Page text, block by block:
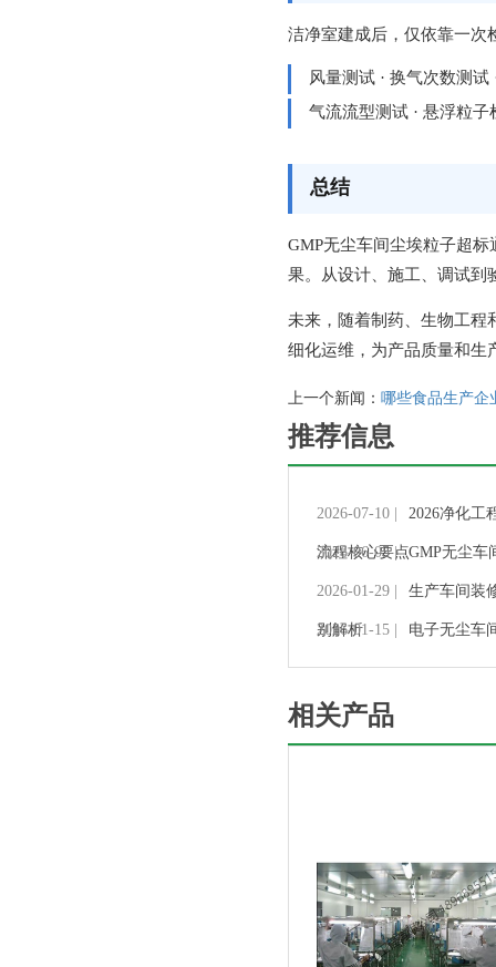
洁净室建成后，仅依靠一次
风量测试 · 换气次数测
气流流型测试 · 悬浮粒子
总结
GMP无尘车间尘埃粒子超
果。从设计、施工、调试到
未来，随着制药、生物工程
细化运维，为产品质量和生
上一个新闻： 哪些食品生产企
推荐信息
2026-07-10 | 2026净化工
流程核心要点
2026-06-05 | GMP无尘车
2026-01-29 | 生产车间装
别解析
2026-01-15 | 电子无尘车
相关产品